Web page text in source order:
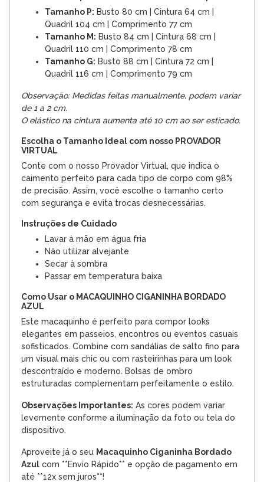
Tamanho P: Busto 80 cm | Cintura 64 cm |
Quadril 104 cm | Comprimento 77 cm
Tamanho M: Busto 84 cm | Cintura 68 cm |
Quadril 110 cm | Comprimento 78 cm
Tamanho G: Busto 88 cm | Cintura 72 cm |
Quadril 116 cm | Comprimento 79 cm
Observação: Medidas feitas manualmente, podem variar
de 1 a 2 cm.
O elástico na cintura aumenta até 10 cm ao ser esticado.
Escolha o Tamanho Ideal com nosso PROVADOR
VIRTUAL
Conte com o nosso Provador Virtual, que indica o
caimento perfeito para cada tipo de corpo com 98%
de precisão. Assim, você escolhe o tamanho certo
com segurança e evita trocas desnecessárias.
Instruções de Cuidado
Lavar à mão em água fria
Não utilizar alvejante
Secar à sombra
Passar em temperatura baixa
Como Usar o MACAQUINHO CIGANINHA BORDADO
AZUL
Este macaquinho é perfeito para compor looks
elegantes em passeios, encontros ou eventos casuais
sofisticados. Combine com sandálias de salto fino para
um visual mais chic ou com rasteirinhas para um look
descontraído e moderno. Bolsas de ombro
estruturadas complementam perfeitamente o estilo.
Observações Importantes: As cores podem variar
levemente conforme a iluminação da foto ou tela do
dispositivo.
Aproveite já o seu Macaquinho Ciganinha Bordado
Azul com **Envio Rápido** e opção de pagamento em
até **12x sem juros**!